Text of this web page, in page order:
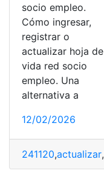
socio empleo.
Cómo ingresar,
registrar o
actualizar hoja de
vida red socio
empleo. Una
alternativa a
12/02/2026
241120,actualizar,